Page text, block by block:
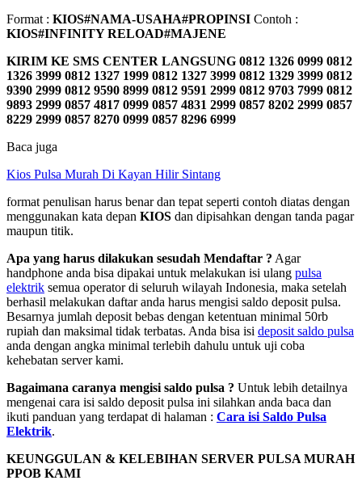
Format : KIOS#NAMA-USAHA#PROPINSI Contoh :
KIOS#INFINITY RELOAD#MAJENE
KIRIM KE SMS CENTER LANGSUNG 0812 1326 0999 0812
1326 3999 0812 1327 1999 0812 1327 3999 0812 1329 3999 0812
9390 2999 0812 9590 8999 0812 9591 2999 0812 9703 7999 0812
9893 2999 0857 4817 0999 0857 4831 2999 0857 8202 2999 0857
8229 2999 0857 8270 0999 0857 8296 6999
Baca juga
Kios Pulsa Murah Di Kayan Hilir Sintang
format penulisan harus benar dan tepat seperti contoh diatas dengan
menggunakan kata depan KIOS dan dipisahkan dengan tanda pagar
maupun titik.
Apa yang harus dilakukan sesudah Mendaftar ? Agar
handphone anda bisa dipakai untuk melakukan isi ulang pulsa
elektrik semua operator di seluruh wilayah Indonesia, maka setelah
berhasil melakukan daftar anda harus mengisi saldo deposit pulsa.
Besarnya jumlah deposit bebas dengan ketentuan minimal 50rb
rupiah dan maksimal tidak terbatas. Anda bisa isi deposit saldo pulsa
anda dengan angka minimal terlebih dahulu untuk uji coba
kehebatan server kami.
Bagaimana caranya mengisi saldo pulsa ? Untuk lebih detailnya
mengenai cara isi saldo deposit pulsa ini silahkan anda baca dan
ikuti panduan yang terdapat di halaman : Cara isi Saldo Pulsa
Elektrik.
KEUNGGULAN & KELEBIHAN SERVER PULSA MURAH
PPOB KAMI